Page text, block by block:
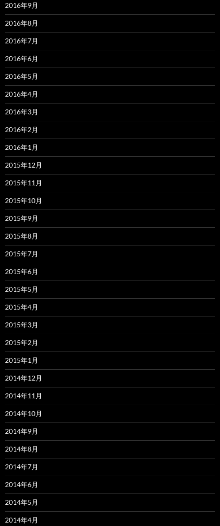
2016年9月
2016年8月
2016年7月
2016年6月
2016年5月
2016年4月
2016年3月
2016年2月
2016年1月
2015年12月
2015年11月
2015年10月
2015年9月
2015年8月
2015年7月
2015年6月
2015年5月
2015年4月
2015年3月
2015年2月
2015年1月
2014年12月
2014年11月
2014年10月
2014年9月
2014年8月
2014年7月
2014年6月
2014年5月
2014年4月